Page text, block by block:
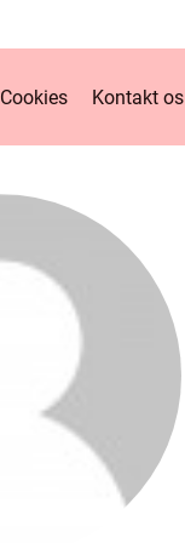
Cookies Kontakt os